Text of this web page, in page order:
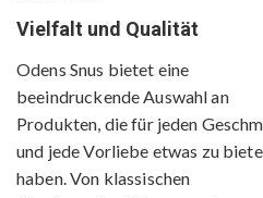
Vielfalt und Qualität
Odens Snus bietet eine
beeindruckende Auswahl an
Produkten, die für jeden
und jede Vorliebe etwas zu
haben. Von klassischen